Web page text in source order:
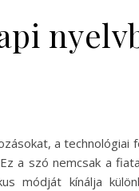
a technológiai
a szó nemcsak a
módját kínálja